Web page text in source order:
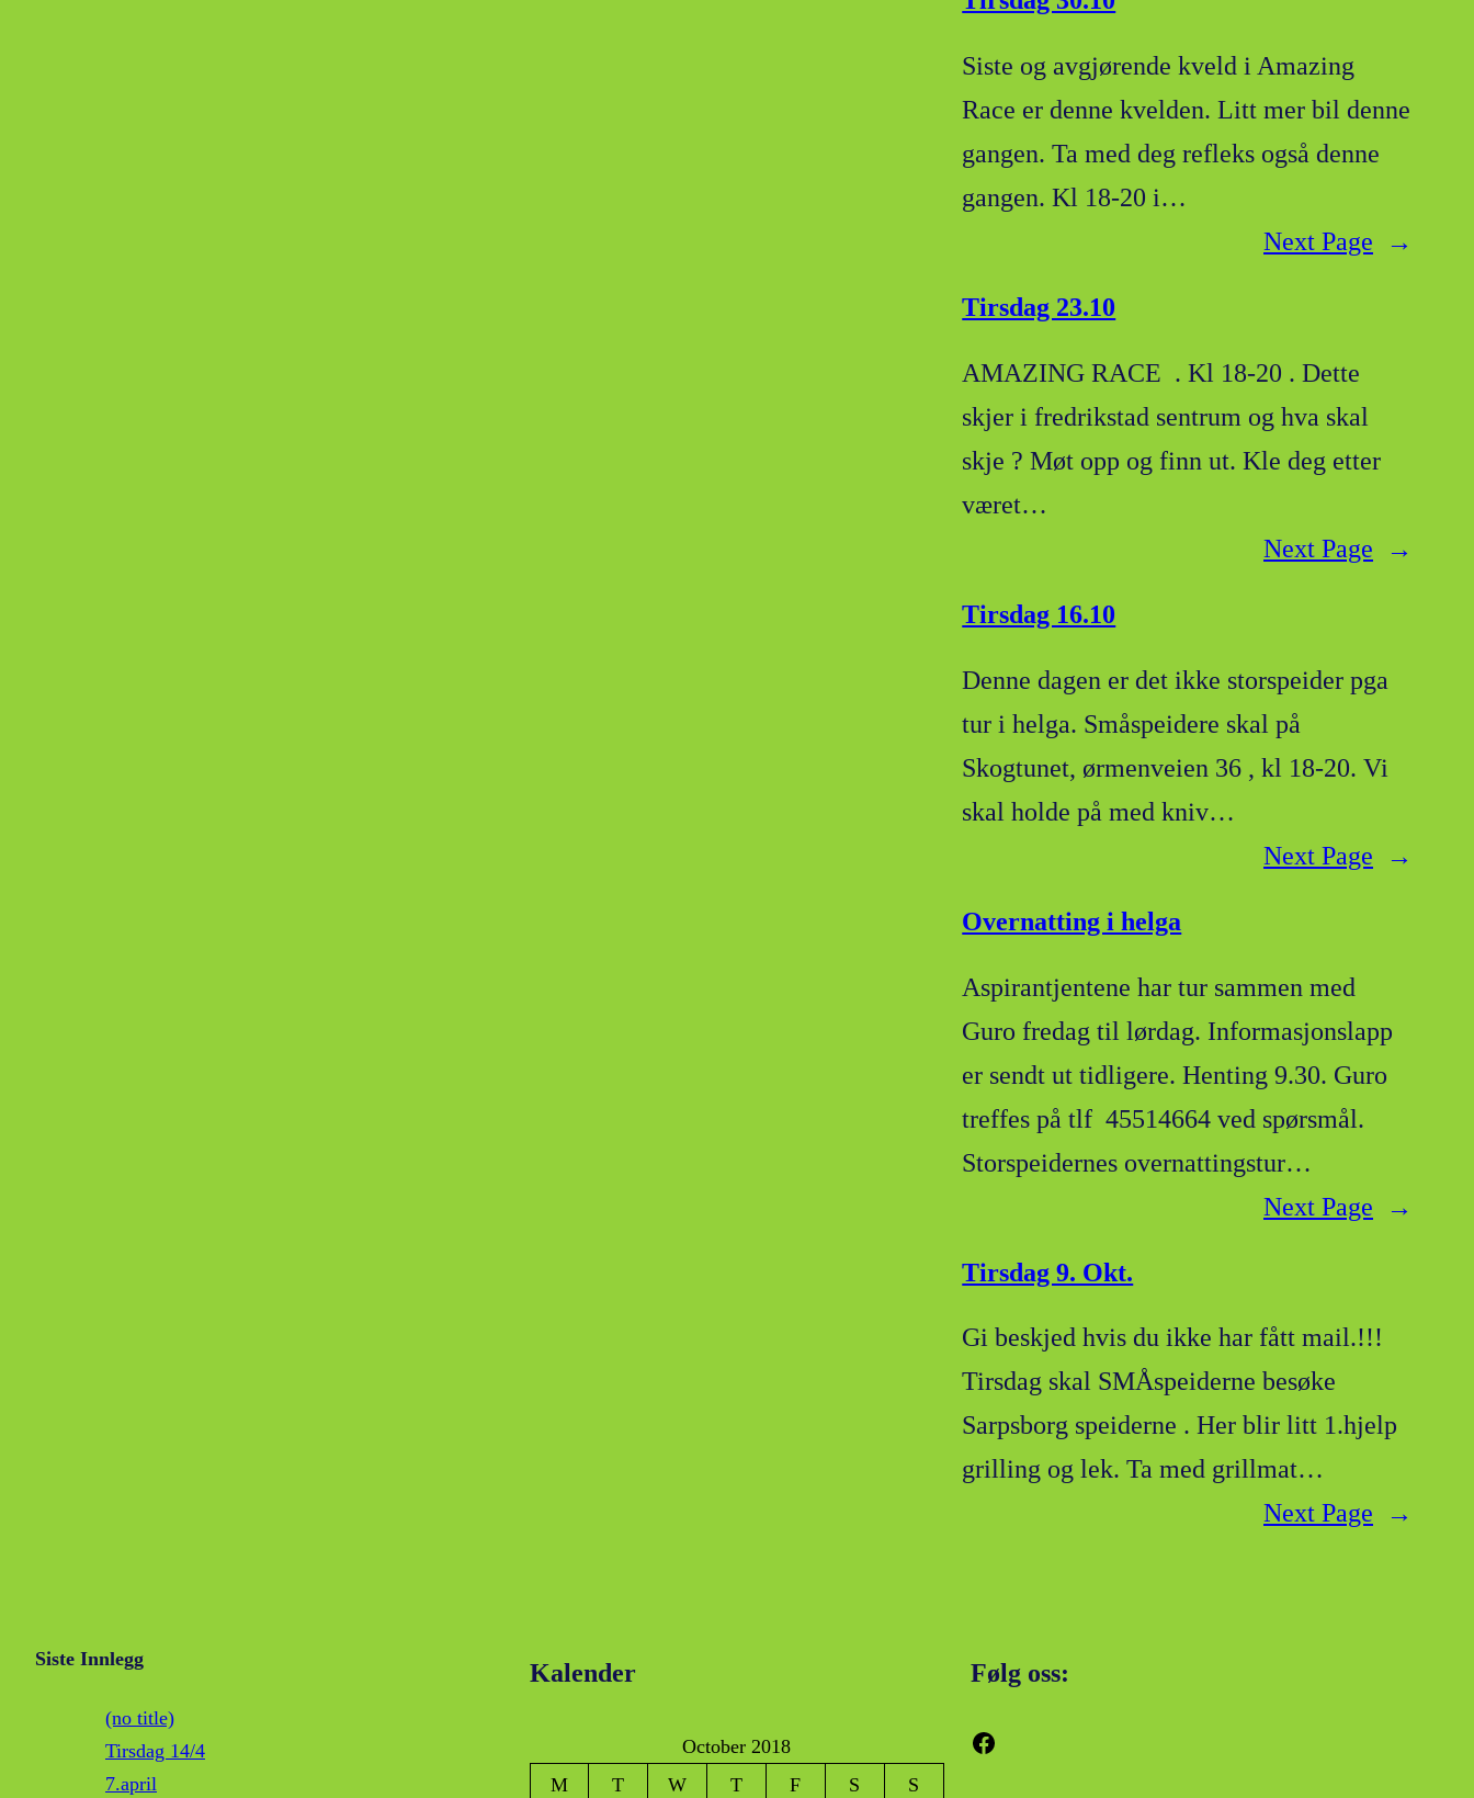
Siste og avgjørende kveld i Amazing
Race er denne kvelden. Litt mer bil denne
gangen. Ta med deg refleks også denne
gangen. Kl 18-20 i…
Next Page
→
Tirsdag 23.10
AMAZING RACE . Kl 18-20 . Dette
skjer i fredrikstad sentrum og hva skal
skje ? Møt opp og finn ut. Kle deg etter
været…
Next Page
→
Tirsdag 16.10
Denne dagen er det ikke storspeider pga
tur i helga. Småspeidere skal på
Skogtunet, ørmenveien 36 , kl 18-20. Vi
skal holde på med kniv…
Next Page
→
Overnatting i helga
Aspirantjentene har tur sammen med
Guro fredag til lørdag. Informasjonslapp
er sendt ut tidligere. Henting 9.30. Guro
treffes på tlf 45514664 ved spørsmål.
Storspeidernes overnattingstur…
Next Page
→
Tirsdag 9. Okt.
Gi beskjed hvis du ikke har fått mail.!!!
Tirsdag skal SMÅspeiderne besøke
Sarpsborg speiderne . Her blir litt 1.hjelp
grilling og lek. Ta med grillmat…
Next Page
→
Siste Innlegg
(no title)
Tirsdag 14/4
7.april
Kalender
October 2018
M
T W T F S
S
Følg oss:
Facebook